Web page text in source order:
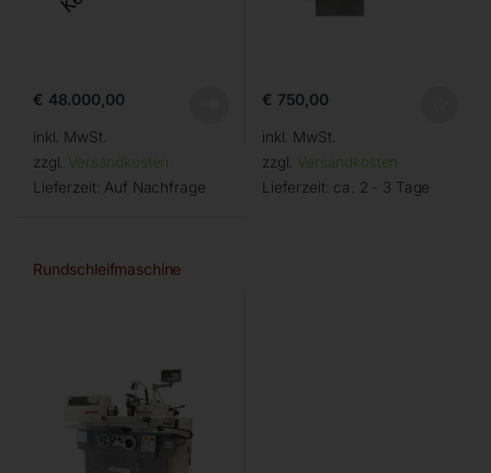
€ 48.000,00
inkl. MwSt.
zzgl. Versandkosten
Lieferzeit: Auf Nachfrage
€ 750,00
inkl. MwSt.
zzgl. Versandkosten
Lieferzeit: ca. 2 - 3 Tage
Rundschleifmaschine